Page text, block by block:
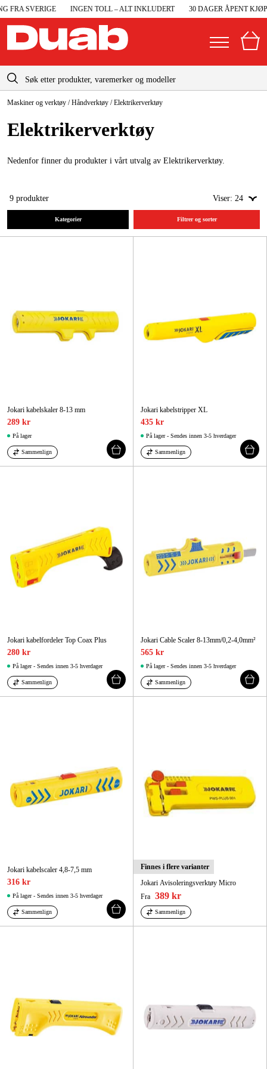
SVERIGE INGEN TOLL – ALT INKLUDERT 30 DAGER ÅPENT KJØP
Norge
Sverige
Danmark
Maskiner og verktøy
Garasje og verksted
Maskintilbehør og forbruksvarer
Arbeidsklær og beskyttelse
Kampanjer
Kontakt
info@duab.no
Maskiner og verktøy /Håndverktøy /Elektrikerverktøy
Elektrikerverktøy
Nedenfor finner du produkter i vårt utvalg av Elektrikerverktøy.
9 produkter Viser: 24
Kategorier Filtrer og sorter
Jokari kabelskaler 8-13 mm
289 kr
På lager
Sammenlign
Jokari kabelstripper XL
435 kr
På lager - Sendes innen 3-5 hverdager
Sammenlign
Jokari kabelfordeler Top Coax Plus
280 kr
På lager - Sendes innen 3-5 hverdager
Sammenlign
Jokari Cable Scaler 8-13mm/0,2-4,0mm²
565 kr
På lager - Sendes innen 3-5 hverdager
Sammenlign
Jokari kabelscaler 4,8-7,5 mm
316 kr
På lager - Sendes innen 3-5 hverdager
Sammenlign
Finnes i flere varianter
Jokari Avisoleringsverktøy Micro
Fra 389 kr
Sammenlign